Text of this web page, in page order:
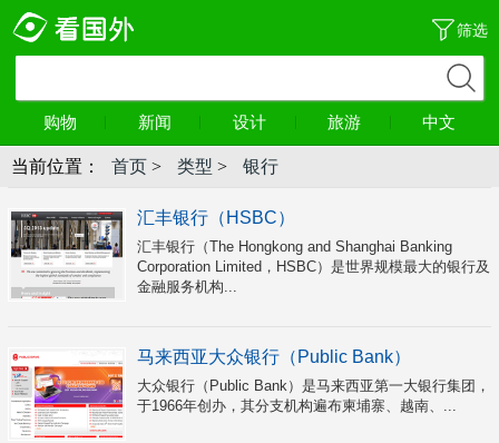
筛选
购物 新闻 设计 旅游 中文
当前位置： 首页 > 类型 > 银行
汇丰银行（HSBC）
汇丰银行（The Hongkong and Shanghai Banking
Corporation Limited，HSBC）是世界规模最大的银行及
金融服务机构...
马来西亚大众银行（Public Bank）
大众银行（Public Bank）是马来西亚第一大银行集团，
于1966年创办，其分支机构遍布柬埔寨、越南、...